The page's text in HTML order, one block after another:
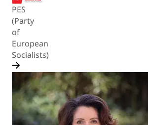
PES
(Party
of
European
Socialists)